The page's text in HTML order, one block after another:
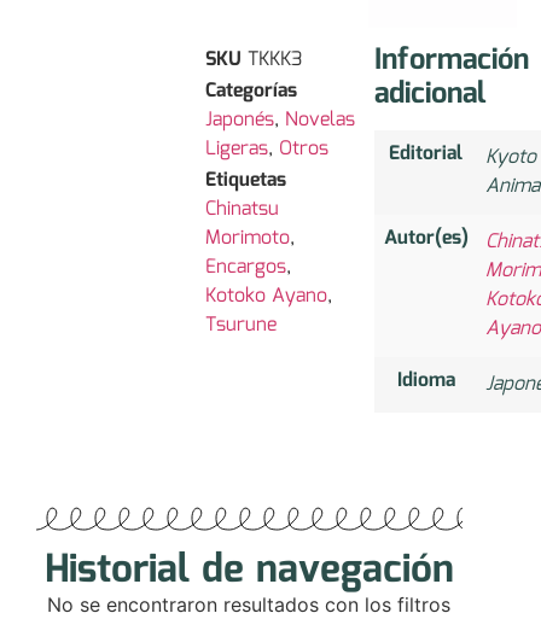
SKUTKKK3
Categorías
Japonés, Novelas
Ligeras, Otros
Etiquetas
Chinatsu
Morimoto,
Encargos,
Kotoko Ayano,
Tsurune
Información
adicional
Editorial
Kyoto
Autor(es)
Ayano
Idioma
Historial de navegación
No se encontraron resultados con los filtros